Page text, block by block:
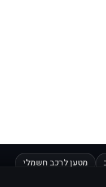
מטען לרכב חשמלי